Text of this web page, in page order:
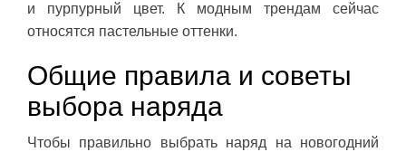
и пурпурный цвет. К модным трендам сейчас
относятся пастельные оттенки.
Общие правила и советы
выбора наряда
Чтобы правильно выбрать наряд на новогодний